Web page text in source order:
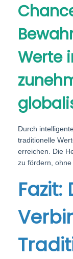
Werte
Durch
traditionelle
erreichen. Die
zu fördern, ohne
Fazit: